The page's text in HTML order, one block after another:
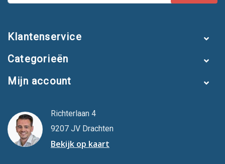
Klantenservice
Categorieën
Mijn account
Richterlaan 4
9207 JV Drachten
Bekijk op kaart